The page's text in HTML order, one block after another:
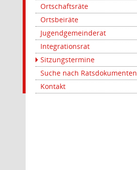
Ortschaftsräte
Ortsbeiräte
Jugendgemeinderat
Integrationsrat
Sitzungstermine
Suche nach Ratsdokumenten
Kontakt